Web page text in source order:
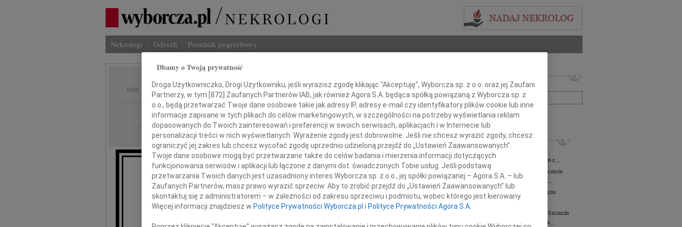
Nekrologi Odeszli Poradnik pogrzebowy
IMIĘ I NAZWISKO: Maciej Zywar
REGION: Szczecin
DATA EMISJI: 10.11.2011
"Żal, że się za mało kochało,
że się myślało o sobie,
że się już nie zdążyło,
Imię i nazwisko lub numer ogłoszenia:
+ szukanie zaawansowane
INNE NEKROLOGI
Bogusław Wierzbicki 03.08.2026
Z żalem zawiadamiamy, że w dniu 25.07.2026 r....
Mirosława Włodarczak-Siuda
Szczecin
Z głębokim żalem zawiadamiamy, że dnia 26...
Stanisław Strabel
wiek: 90
Szczecin
"Kto w sercach bliskich żyje, nie umiera"...
Maria Nekanda-Trepka
Szczecin
Dnia 26 kwietnia 2026 roku odeszła do nas w...
Dbamy o Twoją prywatność
Droga Użytkowniczko, Drogi Użytkowniku, jeśli wyrazisz zgodę klikając "Akceptuję", Wyborcza sp. z o.o. oraz jej Zaufani
Partnerzy, w tym [872] Zaufanych Partnerów IAB, jak również Agora S.A. będąca spółką powiązaną z Wyborcza sp. z
o.o., będą przetwarzać Twoje dane osobowe takie jak adresy IP, adresy e-mail czy identyfikatory plików cookie lub inne
informacje zapisane w tych plikach do celów marketingowych, w szczególności na potrzeby wyświetlania reklam
dopasowanych do Twoich zainteresowań i preferencji w swoich serwisach, aplikacjach i w Internecie lub
personalizacji treści w nich wyświetlanych. Wyrażenie zgody jest dobrowolne. Jeśli nie chcesz wyrazić zgody, chcesz
ograniczyć jej zakres lub chcesz wycofać zgodę uprzednio udzieloną przejdź do „Ustawień Zaawansowanych”.
Twoje dane osobowe mogą być przetwarzane także do celów badania i mierzenia informacji dotyczących
funkcjonowania serwisów i aplikacji lub łączone z danymi dot. świadczonych Tobie usług. Jeśli podstawą
przetwarzania Twoich danych jest uzasadniony interes Wyborcza sp. z o.o., jej spółki powiązanej – Agora S.A. – lub
Zaufanych Partnerów, masz prawo wyrazić sprzeciw. Aby to zrobić przejdź do „Ustawień Zaawansowanych” lub
skontaktuj się z administratorem – w zależności od zakresu sprzeciwu i podmiotu, wobec którego jest kierowany.
Więcej informacji znajdziesz w Polityce Prywatności Wyborcza.pl i Polityce Prywatności Agora S.A.